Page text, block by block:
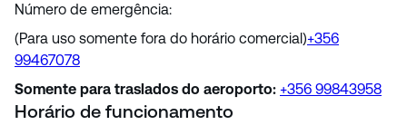
Número de emergência:
(Para uso somente fora do horário comercial)+356
99467078
Somente para traslados do aeroporto: +356 99843958
Horário de funcionamento